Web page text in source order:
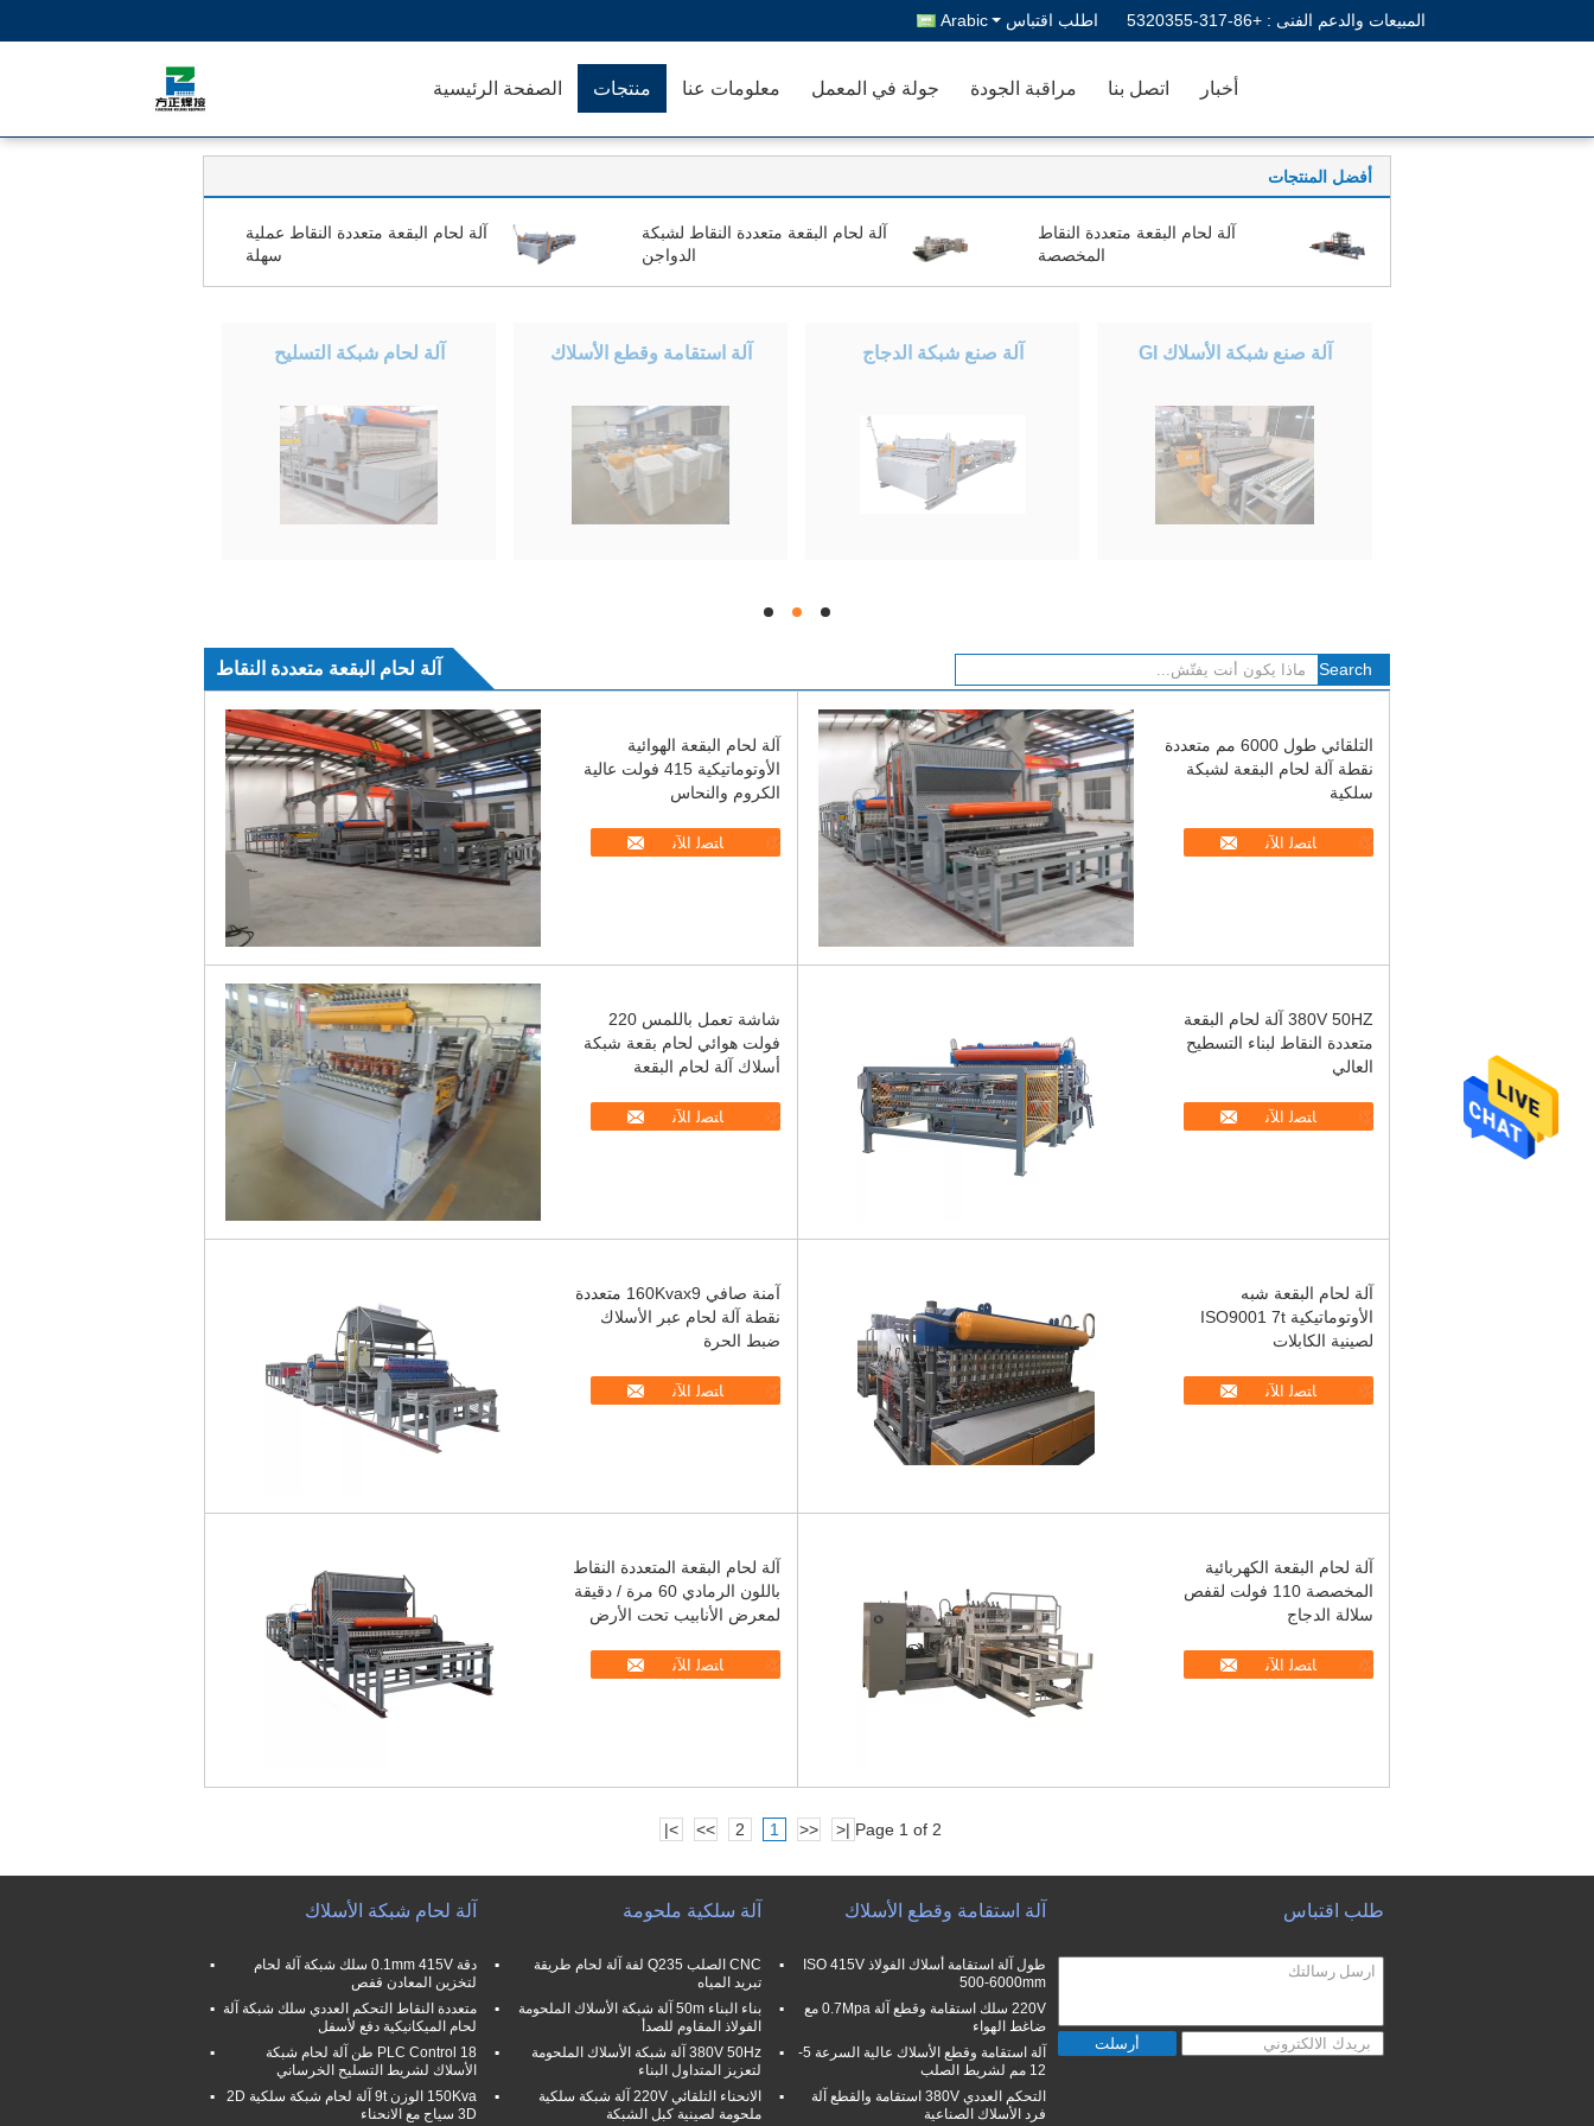
المبيعات والدعم الفنى : +86-317-5320355 اطلب اقتباس Arabic
الصفحة الرئيسية منتجات معلومات عنا جولة في المعمل مراقبة الجودة اتصل بنا أخبار
أفضل المنتجات
آلة لحام البقعة متعددة النقاط
المخصصة
آلة لحام البقعة متعددة النقاط لشبكة
الدواجن
آلة لحام البقعة متعددة النقاط عملية
سهلة
آلة صنع شبكة الأسلاك GI آلة صنع شبكة الدجاج آلة استقامة وقطع الأسلاك آلة لحام شبكة التسليح
hd
hd
hd
آلة لحام البقعة متعددة النقاط
آلة لحام البقعة الهوائية
الأوتوماتيكية 415 فولت عالية
الكروم والنحاس
ﺎﺘﺼﻟ ﺍﻶﻧ
التلقائي طول 6000 مم متعددة
نقطة آلة لحام البقعة لشبكة
سلكية
ﺎﺘﺼﻟ ﺍﻶﻧ
شاشة تعمل باللمس 220
فولت هوائي لحام بقعة شبكة
أسلاك آلة لحام البقعة
ﺎﺘﺼﻟ ﺍﻶﻧ
380V 50HZ آلة لحام البقعة
متعددة النقاط لبناء التسطيح
العالي
ﺎﺘﺼﻟ ﺍﻶﻧ
آمنة صافي 160Kvax9 متعددة
نقطة آلة لحام عبر الأسلاك
ضبط الحرة
ﺎﺘﺼﻟ ﺍﻶﻧ
آلة لحام البقعة شبه
الأوتوماتيكية ISO9001 7t
لصينية الكابلات
ﺎﺘﺼﻟ ﺍﻶﻧ
آلة لحام البقعة المتعددة النقاط
باللون الرمادي 60 مرة / دقيقة
لمعرض الأنابيب تحت الأرض
ﺎﺘﺼﻟ ﺍﻶﻧ
آلة لحام البقعة الكهربائية
المخصصة 110 فولت لقفص
سلالة الدجاج
ﺎﺘﺼﻟ ﺍﻶﻧ
Page 1 of 2
|<
<<
1
2
>>
>|
آلة لحام شبكة الأسلاك
دقة 0.1mm 415V سلك شبكة آلة لحام
لتخزين المعادن قفص
متعددة النقاط التحكم العددي سلك شبكة آلة
لحام الميكانيكية دفع لأسفل
PLC Control 18 طن آلة لحام شبكة
الأسلاك لشريط التسليح الخرساني
150Kva الوزن 9t آلة لحام شبكة سلكية 2D
3D سياج مع الانحناء
آلة سلكية ملحومة
CNC الصلب Q235 لفة آلة لحام طريقة
تبريد المياه
بناء البناء 50m آلة شبكة الأسلاك الملحومة
الفولاذ المقاوم للصدأ
380V 50Hz آلة شبكة الأسلاك الملحومة
لتعزيز المتداول البناء
الانحناء التلقائي 220V آلة شبكة سلكية
ملحومة لصينية كبل الشبكة
آلة استقامة وقطع الأسلاك
طول آلة استقامة أسلاك الفولاذ ISO 415V
500-6000mm
220V سلك استقامة وقطع آلة 0.7Mpa مع
ضاغط الهواء
آلة استقامة وقطع الأسلاك عالية السرعة 5-
12 مم لشريط الصلب
التحكم العددي 380V استقامة والقطع آلة
فرد الأسلاك الصناعية
طلب اقتباس
أرسلت